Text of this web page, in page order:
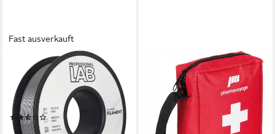
Fast ausverkauft
PROF. LAB
Filament PETG Filament
1.75mm 1KG
Lebensmittelecht Filament
(3)
16,99 € UVP24,99 €
KATADYN
Erste-Hilfe-Set Katadyn
Erste-Hilfe-Set, kompakt für
unterwegs., (Erste-Hilfe-Set)
ab 14,50 €
lieferbar - in 3-4 Werktagen bei dir